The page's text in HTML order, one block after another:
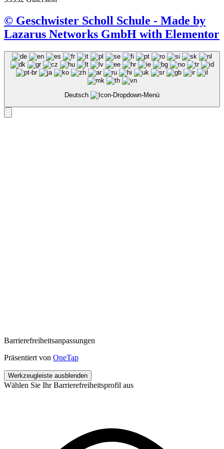
© Geschwister Scholl Schule - Made by
Lazarus Networks GmbH with Elementor
Deutsch
Barrierefreiheitsanpassungen
Präsentiert von OneTap
Werkzeugleiste ausblenden
Wählen Sie Ihr Barrierefreiheitsprofil aus